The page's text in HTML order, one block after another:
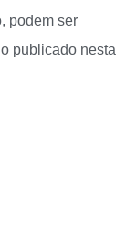
podem ser
publicado nesta